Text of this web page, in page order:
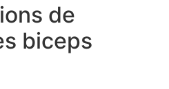
de
biceps